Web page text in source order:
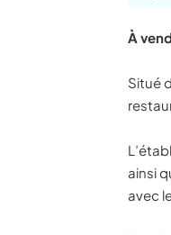
À
Situé
ainsi
avec